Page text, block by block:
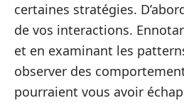
certaines stratégies.
de vos interactions.
et en examinant les
observer des
pourraient vous avoir